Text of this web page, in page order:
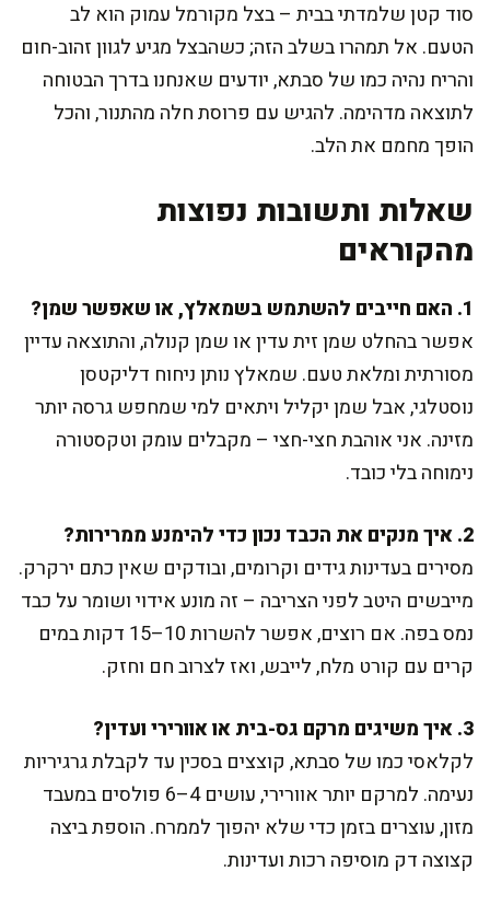
סוד קטן שלמדתי בבית – בצל מקורמל עמוק הוא לב
הטעם. אל תמהרו בשלב הזה; כשהבצל מגיע לגוון זהוב-חום
והריח נהיה כמו של סבתא, יודעים שאנחנו בדרך הבטוחה
לתוצאה מדהימה. להגיש עם פרוסת חלה מהתנור, והכל
הופך מחמם את הלב.
שאלות ותשובות נפוצות
מהקוראים
1. האם חייבים להשתמש בשמאלץ, או שאפשר שמן?
אפשר בהחלט שמן זית עדין או שמן קנולה, והתוצאה עדיין
מסורתית ומלאת טעם. שמאלץ נותן ניחוח דליקטסן
נוסטלגי, אבל שמן יקליל ויתאים למי שמחפש גרסה יותר
מזינה. אני אוהבת חצי-חצי – מקבלים עומק וטקסטורה
נימוחה בלי כובד.
2. איך מנקים את הכבד נכון כדי להימנע ממרירות?
מסירים בעדינות גידים וקרומים, ובודקים שאין כתם ירקרק.
מייבשים היטב לפני הצריבה – זה מונע אידוי ושומר על כבד
נמס בפה. אם רוצים, אפשר להשרות 10–15 דקות במים
קרים עם קורט מלח, לייבש, ואז לצרוב חם וחזק.
3. איך משיגים מרקם גס-בית או אוורירי ועדין?
לקלאסי כמו של סבתא, קוצצים בסכין עד לקבלת גרגיריות
נעימה. למרקם יותר אוורירי, עושים 4–6 פולסים במעבד
מזון, עוצרים בזמן כדי שלא יהפוך לממרח. הוספת ביצה
קצוצה דק מוסיפה רכות ועדינות.